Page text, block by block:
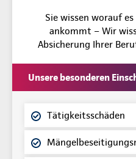
Sie wissen worauf
ankommt – Wir
Absicherung Ihrer
Unsere besonderen
Tätigkeitsschäden